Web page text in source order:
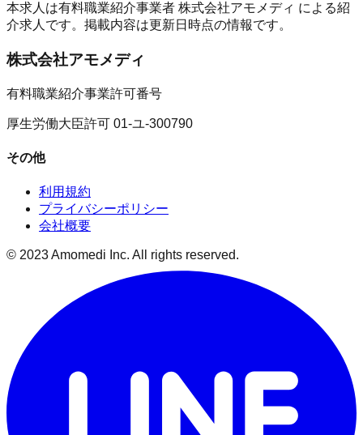
本求人は有料職業紹介事業者 株式会社アモメディ による紹
介求人です。掲載内容は更新日時点の情報です。
株式会社アモメディ
有料職業紹介事業許可番号
厚生労働大臣許可 01-ユ-300790
その他
利用規約
プライバシーポリシー
会社概要
© 2023 Amomedi Inc. All rights reserved.